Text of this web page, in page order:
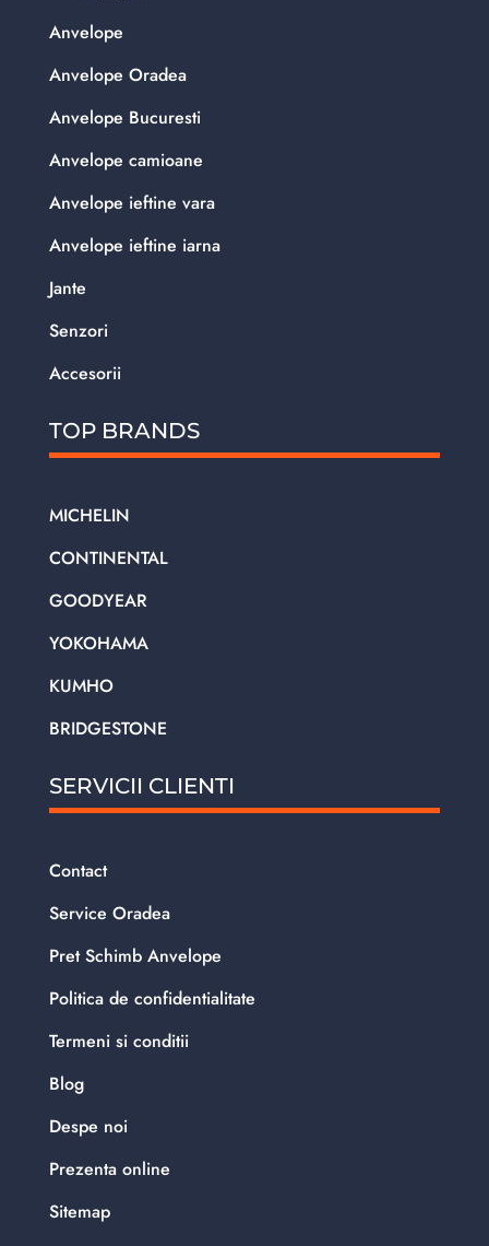
Anvelope
Anvelope Oradea
Anvelope Bucuresti
Anvelope camioane
Anvelope ieftine vara
Anvelope ieftine iarna
Jante
Senzori
Accesorii
TOP BRANDS
MICHELIN
CONTINENTAL
GOODYEAR
YOKOHAMA
KUMHO
BRIDGESTONE
SERVICII CLIENTI
Contact
Service Oradea
Pret Schimb Anvelope
Politica de confidentialitate
Termeni si conditii
Blog
Despe noi
Prezenta online
Sitemap